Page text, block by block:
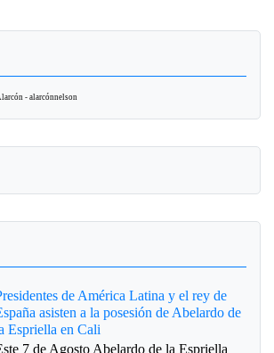
- alarcónnelson
de América Latina y el rey de
asisten a la posesión de Abelardo de
Espriella en Cali
7 de Agosto Abelardo de la Espriella